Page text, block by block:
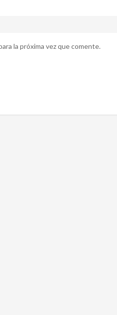
la próxima vez que comente.